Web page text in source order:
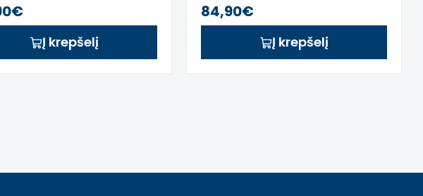
Į krepšelį
84,90€
Į krepšelį